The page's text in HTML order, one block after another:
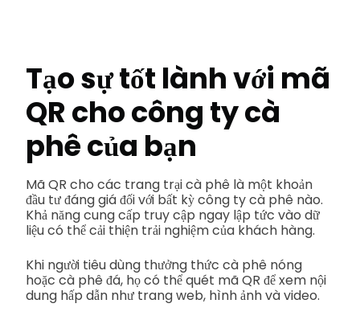
Tạo sự tốt lành với mã
QR cho công ty cà
phê của bạn
Mã QR cho các trang trại cà phê là một khoản
đầu tư đáng giá đối với bất kỳ công ty cà phê nào.
Khả năng cung cấp truy cập ngay lập tức vào dữ
liệu có thể cải thiện trải nghiệm của khách hàng.
Khi người tiêu dùng thưởng thức cà phê nóng
hoặc cà phê đá, họ có thể quét mã QR để xem nội
dung hấp dẫn như trang web, hình ảnh và video.